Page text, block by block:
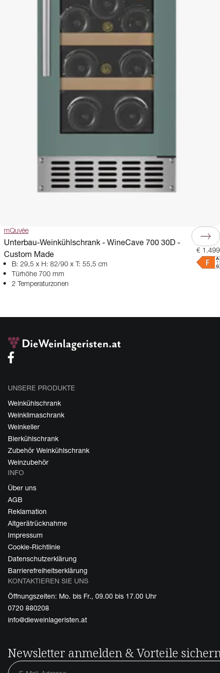
mQuvée
Unterbau-Weinkühlschrank - WineCave 700 30D -
Custom Made
B: 29,5 x H: 82/90 x T: 55,5 cm
Türhöhe 700 mm
2 Temperaturzonen
€ 1.499
UNSERE PRODUKTE
Weinkühlschrank
Weinklimaschrank
Weinkeller
Bierkühlschrank
Zubehör Weinkühlschrank
Weinzubehör
INFO
Über uns
AGB
Reklamation
Altgerätrücknahme
Impressum
Cookie-Richtlinie
Datenschutzerklärung
Barrierefreiheitserklärung
KONTAKTIEREN SIE UNS
Öffnungszeiten: Mo. bis Fr., 09.00 bis 17.00 Uhr
0720 880208
info@dieweinlageristen.at
Newsletter anmelden & Vorteile